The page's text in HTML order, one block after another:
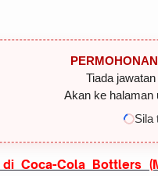
Tiada
Akan ke halaman
Sila
Coca-Cola Bottlers